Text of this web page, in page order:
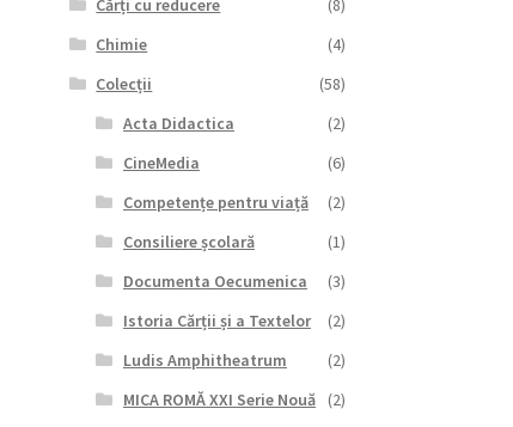
Cărți cu reducere
(8)
Chimie
(4)
Colecții
(58)
Acta Didactica
(2)
CineMedia
(6)
Competențe pentru viață
(2)
Consiliere școlară
(1)
Documenta Oecumenica
(3)
Istoria Cărții și a Textelor
(2)
Ludis Amphitheatrum
(2)
MICA ROMĂ XXI Serie Nouă
(2)